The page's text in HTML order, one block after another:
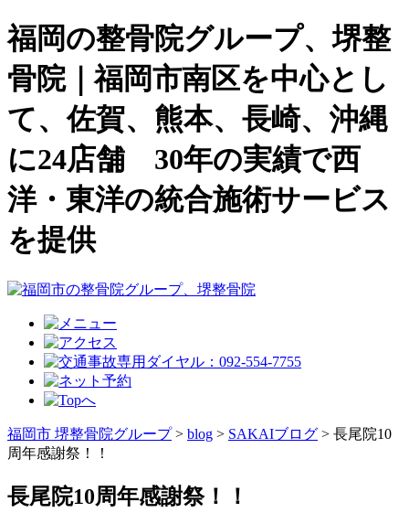
福岡の整骨院グループ、堺整
骨院｜福岡市南区を中心とし
て、佐賀、熊本、長崎、沖縄
に24店舗 30年の実績で西
洋・東洋の統合施術サービス
を提供
福岡市 堺整骨院グループ> blog > SAKAIブログ > 長尾院10
周年感謝祭！！
長尾院10周年感謝祭！！